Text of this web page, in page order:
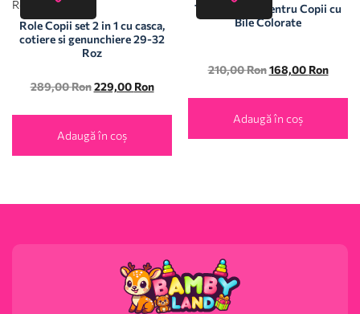
Role Copii set 2 in 1 cu casca,
cotiere si genunchiere 29-32
Roz
289,00Ron 229,00 Ron
Adaugă în coș
Tarc de Joaca pentru Copii cu
Bile Colorate
210,00Ron 168,00 Ron
Adaugă în coș